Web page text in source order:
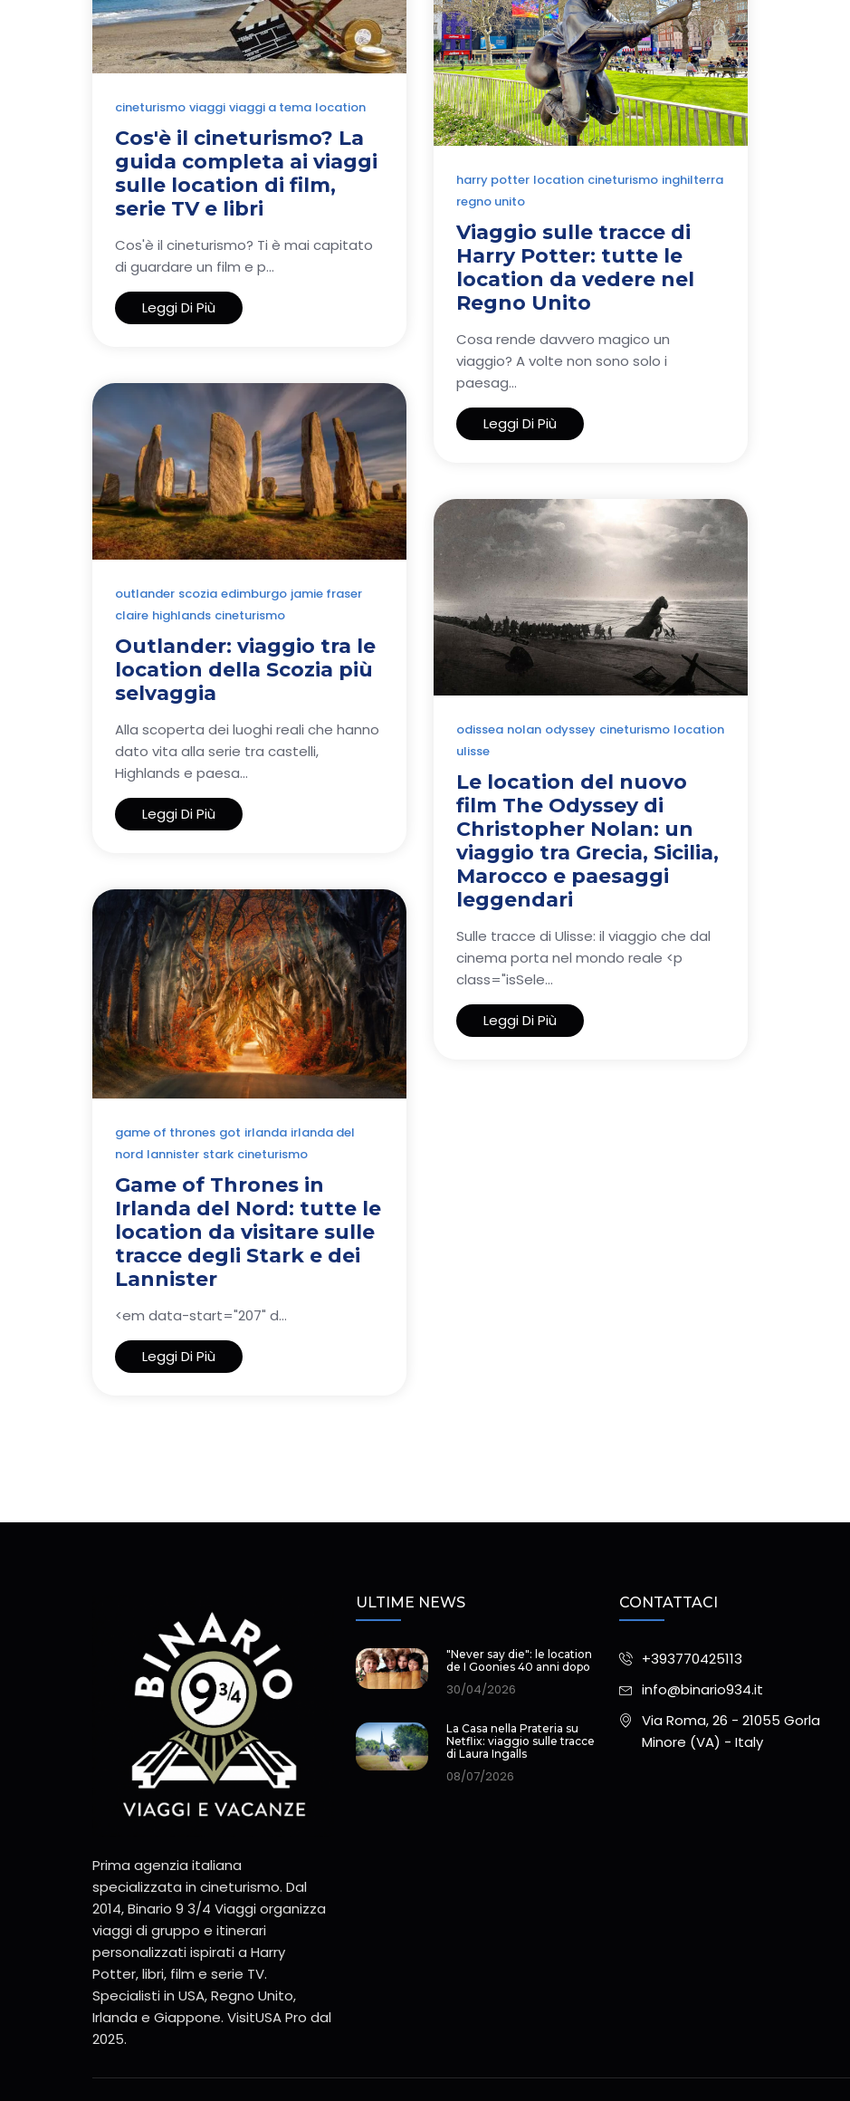
cineturismo viaggi viaggi a tema location
Cos'è il cineturismo? La
guida completa ai viaggi
sulle location di film,
serie TV e libri
Cos'è il cineturismo? Ti è mai capitato
di guardare un film e p...
Leggi Di Più
harry potter location cineturismo inghilterra
regno unito
Viaggio sulle tracce di
Harry Potter: tutte le
location da vedere nel
Regno Unito
Cosa rende davvero magico un
viaggio? A volte non sono solo i
paesag...
Leggi Di Più
outlander scozia edimburgo jamie fraser
claire highlands cineturismo
Outlander: viaggio tra le
location della Scozia più
selvaggia
Alla scoperta dei luoghi reali che hanno
dato vita alla serie tra castelli,
Highlands e paesa...
Leggi Di Più
odissea nolan odyssey cineturismo location
ulisse
Le location del nuovo
film The Odyssey di
Christopher Nolan: un
viaggio tra Grecia, Sicilia,
Marocco e paesaggi
leggendari
Sulle tracce di Ulisse: il viaggio che dal
cinema porta nel mondo reale <p
class="isSele...
Leggi Di Più
game of thrones got irlanda irlanda del
nord lannister stark cineturismo
Game of Thrones in
Irlanda del Nord: tutte le
location da visitare sulle
tracce degli Stark e dei
Lannister
<em data-start="207" d...
Leggi Di Più
Prima agenzia italiana
specializzata in cineturismo. Dal
2014, Binario 9 3/4 Viaggi organizza
viaggi di gruppo e itinerari
personalizzati ispirati a Harry
Potter, libri, film e serie TV.
Specialisti in USA, Regno Unito,
Irlanda e Giappone. VisitUSA Pro dal
2025.
ULTIME NEWS
"Never say die": le location
de I Goonies 40 anni dopo
30/04/2026
La Casa nella Prateria su
Netflix: viaggio sulle tracce
di Laura Ingalls
08/07/2026
CONTATTACI
+393770425113
info@binario934.it
Via Roma, 26 - 21055 Gorla
Minore (VA) - Italy